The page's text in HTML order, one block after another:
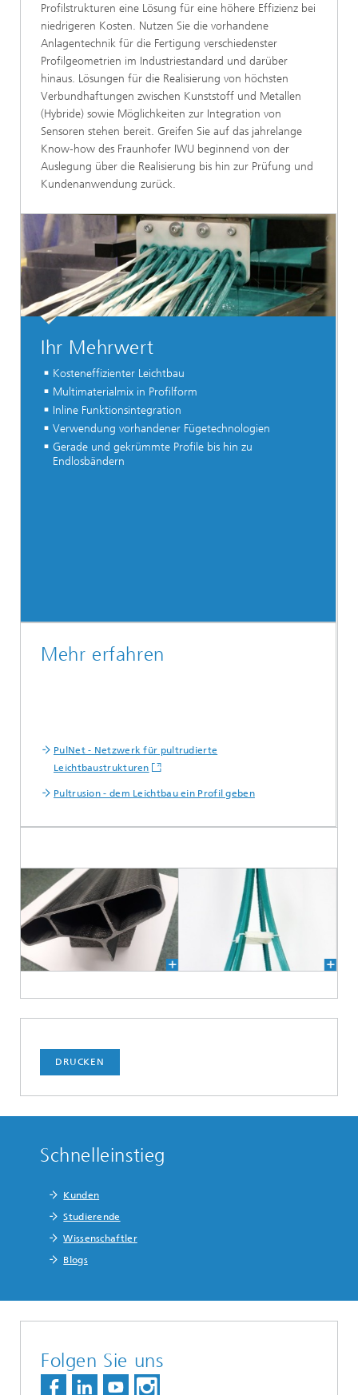
Profilstrukturen eine Lösung für eine höhere Effizienz bei
niedrigeren Kosten. Nutzen Sie die vorhandene
Anlagentechnik für die Fertigung verschiedenster
Profilgeometrien im Industriestandard und darüber
hinaus. Lösungen für die Realisierung von höchsten
Verbundhaftungen zwischen Kunststoff und Metallen
(Hybride) sowie Möglichkeiten zur Integration von
Sensoren stehen bereit. Greifen Sie auf das jahrelange
Know-how des Fraunhofer IWU beginnend von der
Auslegung über die Realisierung bis hin zur Prüfung und
Kundenanwendung zurück.
Ihr Mehrwert
Kosteneffizienter Leichtbau
Multimaterialmix in Profilform
Inline Funktionsintegration
Verwendung vorhandener Fügetechnologien
Gerade und gekrümmte Profile bis hin zu
Endlosbändern
Mehr erfahren
PulNet - Netzwerk für pultrudierte
Leichtbaustrukturen
Pultrusion - dem Leichtbau ein Profil geben
DRUCKEN
Schnelleinstieg
Kunden
Studierende
Wissenschaftler
Blogs
Folgen Sie uns